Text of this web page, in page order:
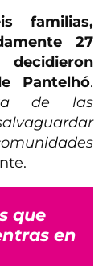
familias,
27
Pantelhó.
de las
que
en